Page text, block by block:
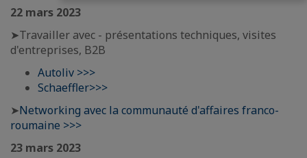
22 mars 2023
➤Travailler avec - présentations techniques, visites
d'entreprises, B2B
Autoliv >>>
Schaeffler>>>
➤Networking avec la communauté d'affaires franco-
roumaine >>>
23 mars 2023